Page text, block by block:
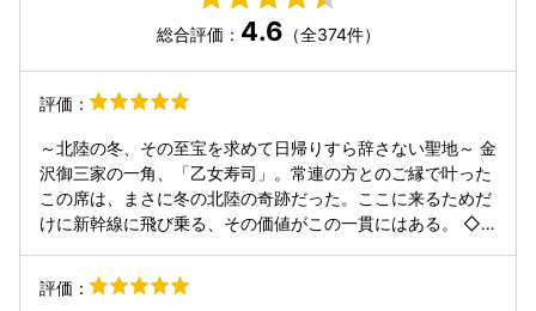
総合評価： 4.6 （全374件）
評価：
～北陸の冬、その至宝を求めて日帰りすら辞さない聖地～ 金
沢御三家の一角、「乙女寿司」。常連の方とのご縁で叶った
この席は、まさに冬の北陸の奇跡だった。ここに来るためだ
けに新幹線に飛び乗る、その価値がこの一貫にはある。 ◇
続く序奏、そのつまみの段階で既にノックアウト。冬が育ん
だ脂の乗り、凝縮された旨味。それらを一切の無駄なく引き
評価：